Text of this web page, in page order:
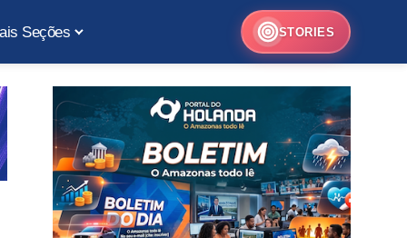
Seções STORIES